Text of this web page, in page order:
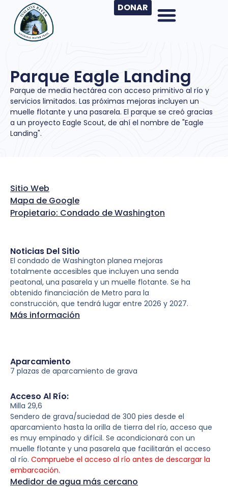
DONAR
Parque Eagle Landing
Parque de media hectárea con acceso primitivo al río y
servicios limitados. Las próximas mejoras incluyen un
muelle flotante y una pasarela. El parque se creó gracias
a un proyecto Eagle Scout, de ahí el nombre de "Eagle
Landing".
Sitio Web
Mapa de Google
Propietario: Condado de Washington
Noticias Del Sitio
El condado de Washington planea mejoras
totalmente accesibles que incluyen una senda
peatonal, una pasarela y un muelle flotante. Se ha
obtenido financiación de Metro para la
construcción, que tendrá lugar entre 2026 y 2027.
Más información
Aparcamiento
7 plazas de aparcamiento de grava
Acceso Al Río:
Milla 29,6
Sendero de grava/suciedad de 300 pies desde el
aparcamiento hasta la orilla de tierra del río, acceso que
es muy empinado y difícil. Se acondicionará con un
muelle flotante y una pasarela que facilitarán el acceso
al río. Compruebe el acceso al río antes de descargar la
embarcación.
Medidor de agua más cercano